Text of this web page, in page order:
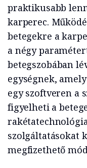
praktikusabb
karperec.
betegekre a
a négy
betegszobában
egységnek,
egy szoftveren a
figyelheti a
szolgáltatásokat
megfizethető